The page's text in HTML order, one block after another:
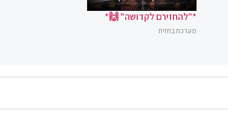
*"להחזירם לקדושה" 🙌*
מערכת בחזית